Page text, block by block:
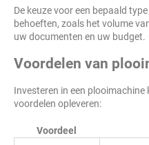
De keuze voor een bepaald
behoeften, zoals het volume
uw documenten en uw budget.
Voordelen van
Investeren in een
voordelen opleveren:
Voordeel